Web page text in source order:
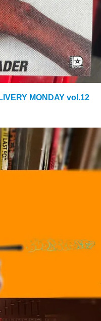
MONDAY vol.12